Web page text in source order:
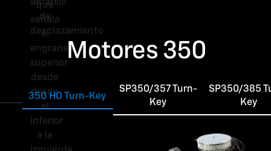
Motores 350
350 HO Turn-Key
SP350/357 Turn-
Key
SP350/385
Key